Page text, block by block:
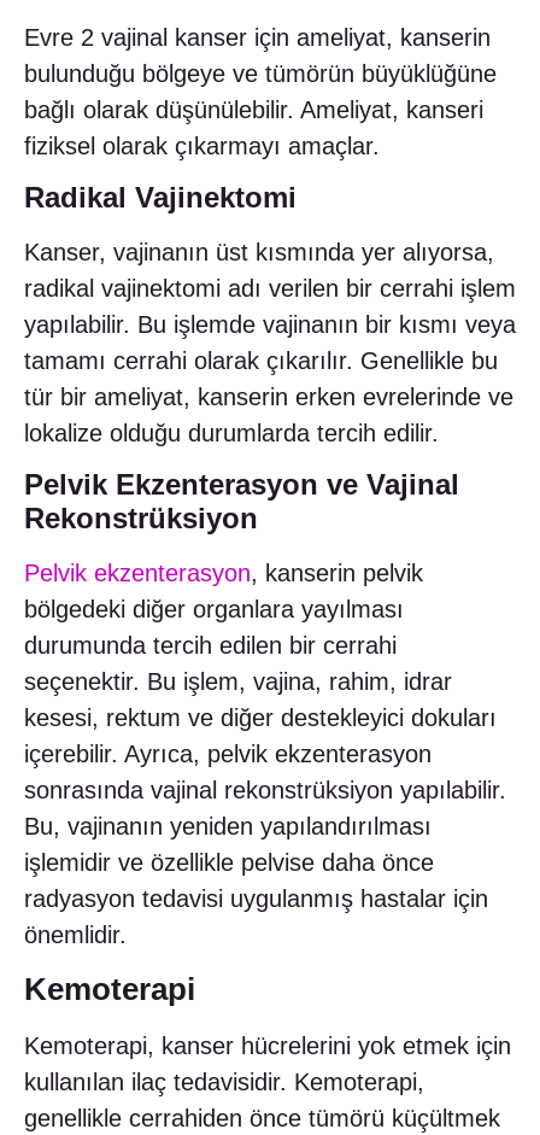
Evre 2 vajinal kanser için ameliyat, kanserin
bulunduğu bölgeye ve tümörün büyüklüğüne
bağlı olarak düşünülebilir. Ameliyat, kanseri
fiziksel olarak çıkarmayı amaçlar.
Radikal Vajinektomi
Kanser, vajinanın üst kısmında yer alıyorsa,
radikal vajinektomi adı verilen bir cerrahi işlem
yapılabilir. Bu işlemde vajinanın bir kısmı veya
tamamı cerrahi olarak çıkarılır. Genellikle bu
tür bir ameliyat, kanserin erken evrelerinde ve
lokalize olduğu durumlarda tercih edilir.
Pelvik Ekzenterasyon ve Vajinal
Rekonstrüksiyon
Pelvik ekzenterasyon, kanserin pelvik
bölgedeki diğer organlara yayılması
durumunda tercih edilen bir cerrahi
seçenektir. Bu işlem, vajina, rahim, idrar
kesesi, rektum ve diğer destekleyici dokuları
içerebilir. Ayrıca, pelvik ekzenterasyon
sonrasında vajinal rekonstrüksiyon yapılabilir.
Bu, vajinanın yeniden yapılandırılması
işlemidir ve özellikle pelvise daha önce
radyasyon tedavisi uygulanmış hastalar için
önemlidir.
Kemoterapi
Kemoterapi, kanser hücrelerini yok etmek için
kullanılan ilaç tedavisidir. Kemoterapi,
genellikle cerrahiden önce tümörü küçültmek